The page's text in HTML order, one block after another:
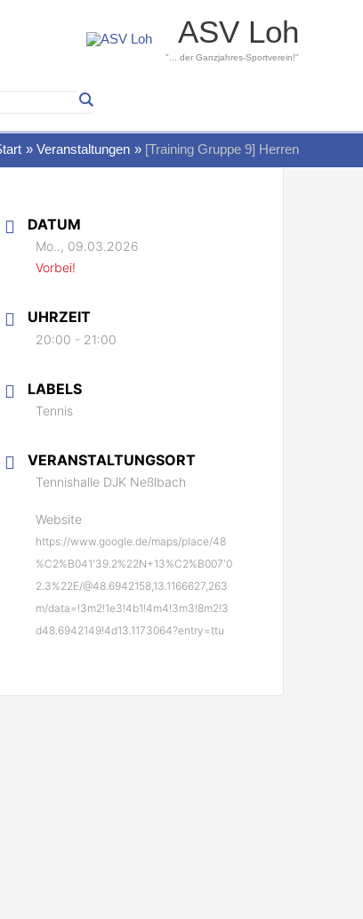
ASV Loh
"... der Ganzjahres-Sportverein!"
Veranstaltungen [Training Gruppe 9] Herren
DATUM
Mo.., 09.03.2026
Vorbei!
UHRZEIT
20:00 - 21:00
LABELS
Tennis
VERANSTALTUNGSORT
Tennishalle DJK Neßlbach
Website
https://www.google.de/maps/place/48
%C2%B041'39.2%22N+13%C2%B007'0
2.3%22E/@48.6942158,13.1166627,263
m/data=!3m2!1e3!4b1!4m4!3m3!8m2!3
d48.6942149!4d13.1173064?entry=ttu